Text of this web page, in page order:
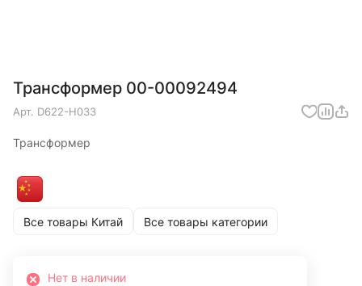
Трансформер 00-00092494
Арт. D622-H033
Трансформер
Все товары Китай Все товары категории
Нет в наличии